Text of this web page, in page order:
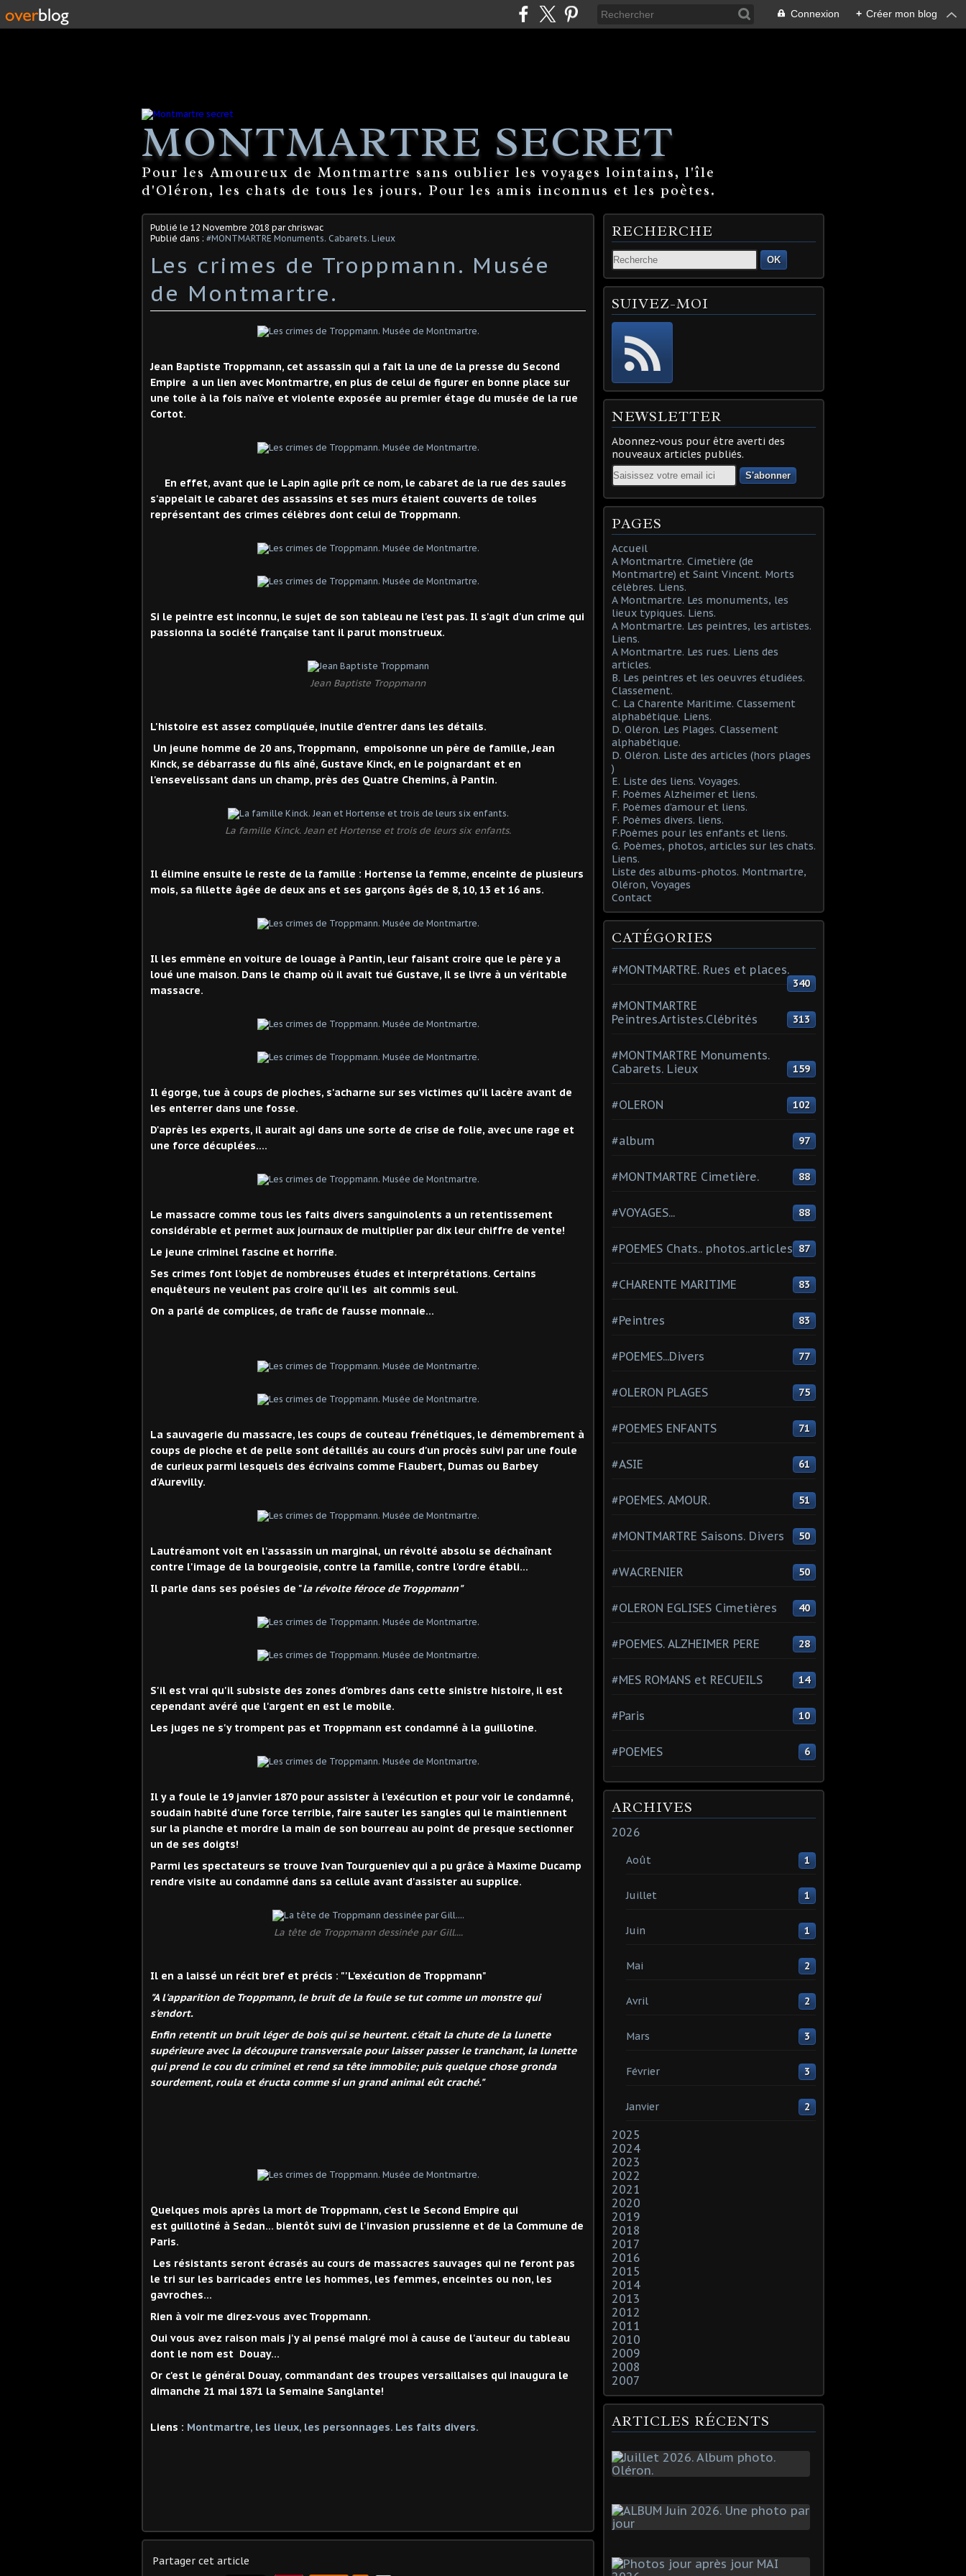
Connexion + Créer mon blog
MONTMARTRE SECRET
Pour les Amoureux de Montmartre sans oublier les voyages lointains, l'île
d'Oléron, les chats de tous les jours. Pour les amis inconnus et les poètes.
Publié le 12 Novembre 2018 par chriswac
Publié dans : #MONTMARTRE Monuments. Cabarets. Lieux
Les crimes de Troppmann. Musée
de Montmartre.
Jean Baptiste Troppmann, cet assassin qui a fait la une de la presse du Second
Empire a un lien avec Montmartre, en plus de celui de figurer en bonne place sur
une toile à la fois naïve et violente exposée au premier étage du musée de la rue
Cortot.
En effet, avant que le Lapin agile prît ce nom, le cabaret de la rue des saules
s'appelait le cabaret des assassins et ses murs étaient couverts de toiles
représentant des crimes célèbres dont celui de Troppmann.
Si le peintre est inconnu, le sujet de son tableau ne l'est pas. Il s'agit d'un crime qui
passionna la société française tant il parut monstrueux.
Jean Baptiste Troppmann
L'histoire est assez compliquée, inutile d'entrer dans les détails.
Un jeune homme de 20 ans, Troppmann, empoisonne un père de famille, Jean
Kinck, se débarrasse du fils aîné, Gustave Kinck, en le poignardant et en
l'ensevelissant dans un champ, près des Quatre Chemins, à Pantin.
La famille Kinck. Jean et Hortense et trois de leurs six enfants.
Il élimine ensuite le reste de la famille : Hortense la femme, enceinte de plusieurs
mois, sa fillette âgée de deux ans et ses garçons âgés de 8, 10, 13 et 16 ans.
Il les emmène en voiture de louage à Pantin, leur faisant croire que le père y a
loué une maison. Dans le champ où il avait tué Gustave, il se livre à un véritable
massacre.
Il égorge, tue à coups de pioches, s'acharne sur ses victimes qu'il lacère avant de
les enterrer dans une fosse.
D'après les experts, il aurait agi dans une sorte de crise de folie, avec une rage et
une force décuplées....
Le massacre comme tous les faits divers sanguinolents a un retentissement
considérable et permet aux journaux de multiplier par dix leur chiffre de vente!
Le jeune criminel fascine et horrifie.
Ses crimes font l'objet de nombreuses études et interprétations. Certains
enquêteurs ne veulent pas croire qu'il les ait commis seul.
On a parlé de complices, de trafic de fausse monnaie...
La sauvagerie du massacre, les coups de couteau frénétiques, le démembrement à
coups de pioche et de pelle sont détaillés au cours d'un procès suivi par une foule
de curieux parmi lesquels des écrivains comme Flaubert, Dumas ou Barbey
d'Aurevilly.
Lautréamont voit en l'assassin un marginal, un révolté absolu se déchaînant
contre l'image de la bourgeoisie, contre la famille, contre l'ordre établi...
Il parle dans ses poésies de "la révolte féroce de Troppmann"
S'il est vrai qu'il subsiste des zones d'ombres dans cette sinistre histoire, il est
cependant avéré que l'argent en est le mobile.
Les juges ne s'y trompent pas et Troppmann est condamné à la guillotine.
Il y a foule le 19 janvier 1870 pour assister à l'exécution et pour voir le condamné,
soudain habité d'une force terrible, faire sauter les sangles qui le maintiennent
sur la planche et mordre la main de son bourreau au point de presque sectionner
un de ses doigts!
Parmi les spectateurs se trouve Ivan Tourgueniev qui a pu grâce à Maxime Ducamp
rendre visite au condamné dans sa cellule avant d'assister au supplice.
La tête de Troppmann dessinée par Gill....
Il en a laissé un récit bref et précis : "'L'exécution de Troppmann"
"A l'apparition de Troppmann, le bruit de la foule se tut comme un monstre qui
s'endort.
Enfin retentit un bruit léger de bois qui se heurtent. c'était la chute de la lunette
supérieure avec la découpure transversale pour laisser passer le tranchant, la lunette
qui prend le cou du criminel et rend sa tête immobile; puis quelque chose gronda
sourdement, roula et éructa comme si un grand animal eût craché."
Quelques mois après la mort de Troppmann, c'est le Second Empire qui
est guillotiné à Sedan... bientôt suivi de l'invasion prussienne et de la Commune de
Paris.
Les résistants seront écrasés au cours de massacres sauvages qui ne feront pas
le tri sur les barricades entre les hommes, les femmes, enceintes ou non, les
gavroches...
Rien à voir me direz-vous avec Troppmann.
Oui vous avez raison mais j'y ai pensé malgré moi à cause de l'auteur du tableau
dont le nom est Douay...
Or c'est le général Douay, commandant des troupes versaillaises qui inaugura le
dimanche 21 mai 1871 la Semaine Sanglante!
Liens : Montmartre, les lieux, les personnages. Les faits divers.
Partager cet article
RECHERCHE
OK
SUIVEZ-MOI
NEWSLETTER
Abonnez-vous pour être averti des
nouveaux articles publiés.
Email
PAGES
Accueil
A Montmartre. Cimetière (de
Montmartre) et Saint Vincent. Morts
célèbres. Liens.
A Montmartre. Les monuments, les
lieux typiques. Liens.
A Montmartre. Les peintres, les artistes.
Liens.
A Montmartre. Les rues. Liens des
articles.
B. Les peintres et les oeuvres étudiées.
Classement.
C. La Charente Maritime. Classement
alphabétique. Liens.
D. Oléron. Les Plages. Classement
alphabétique.
D. Oléron. Liste des articles (hors plages
)
E. Liste des liens. Voyages.
F. Poèmes Alzheimer et liens.
F. Poèmes d'amour et liens.
F. Poèmes divers. liens.
F.Poèmes pour les enfants et liens.
G. Poèmes, photos, articles sur les chats.
Liens.
Liste des albums-photos. Montmartre,
Oléron, Voyages
Contact
CATÉGORIES
#MONTMARTRE. Rues et places.
340
#MONTMARTRE
Peintres.Artistes.Clébrités
313
#MONTMARTRE Monuments.
Cabarets. Lieux
159
#OLERON 102
#album 97
#MONTMARTRE Cimetière. 88
#VOYAGES... 88
#POEMES Chats.. photos..articles 87
#CHARENTE MARITIME 83
#Peintres 83
#POEMES...Divers 77
#OLERON PLAGES 75
#POEMES ENFANTS 71
#ASIE 61
#POEMES. AMOUR. 51
#MONTMARTRE Saisons. Divers 50
#WACRENIER 50
#OLERON EGLISES Cimetières 40
#POEMES. ALZHEIMER PERE 28
#MES ROMANS et RECUEILS 14
#Paris 10
#POEMES 6
ARCHIVES
2026
Août 1
Juillet 1
Juin 1
Mai 2
Avril 2
Mars 3
Février 3
Janvier 2
2025
2024
2023
2022
2021
2020
2019
2018
2017
2016
2015
2014
2013
2012
2011
2010
2009
2008
2007
ARTICLES RÉCENTS